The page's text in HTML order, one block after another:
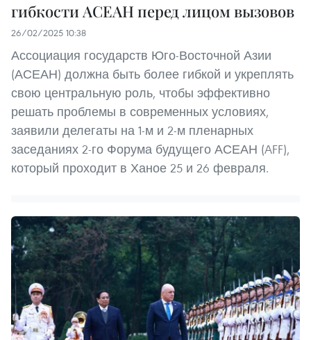
гибкости АСЕАН перед лицом вызовов
26/02/2025 10:38
Ассоциация государств Юго-Восточной Азии
(АСЕАН) должна быть более гибкой и укреплять
свою центральную роль, чтобы эффективно
решать проблемы в современных условиях,
заявили делегаты на 1-м и 2-м пленарных
заседаниях 2-го Форума будущего АСЕАН (AFF),
который проходит в Ханое 25 и 26 февраля.